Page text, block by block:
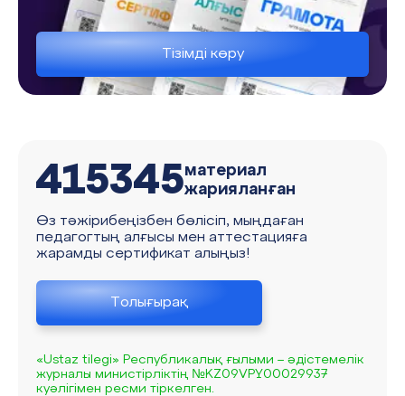
Тізімді көру
415345материал
жарияланған
Өз тәжірибеңізбен бөлісіп, мыңдаған
педагогтың алғысы мен аттестацияға
жарамды сертификат алыңыз!
Толығырақ
«Ustaz tilegi» Республикалық ғылыми – әдістемелік
журналы министірліктің №KZ09VPY00029937
куәлігімен ресми тіркелген.